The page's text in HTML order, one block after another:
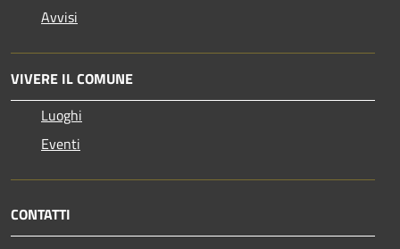
Avvisi
VIVERE IL COMUNE
Luoghi
Eventi
CONTATTI